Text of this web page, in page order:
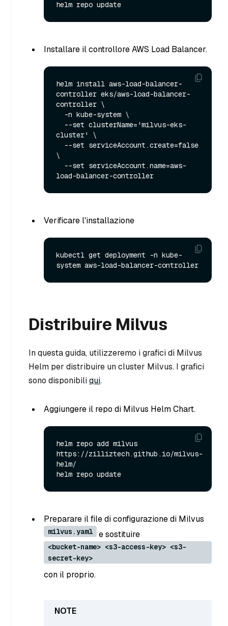
Installare il controllore AWS Load Balancer.
helm install aws-load-balancer-
controller eks/aws-load-balancer-
controller \
cluster' \
\
Verificare l'installazione
kubectl get deployment -n kube-
Distribuire Milvus
In questa guida, utilizzeremo i grafici di Milvus
Helm per distribuire un cluster Milvus. I grafici
sono disponibiliqui.
Aggiungere il repo di Milvus Helm Chart.
helm repo add milvus
https://zilliztech.github.io/milvus-
helm/
Preparare il file di configurazione di Milvus
milvus.yaml e sostituire
<bucket-name> <s3-access-key> <s3-
secret-key>
con il proprio.